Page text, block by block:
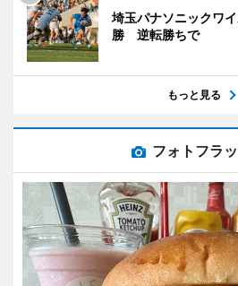
埼玉パナソニックワ
勝 逆転勝ちで
もっと見る
フォトフラ